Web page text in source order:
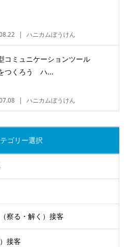
ハニカムぼうけん
コミュニケーションツール
つくろう ハ...
ハニカムぼうけん
ゴリー選択
察る・解く）接客
接客